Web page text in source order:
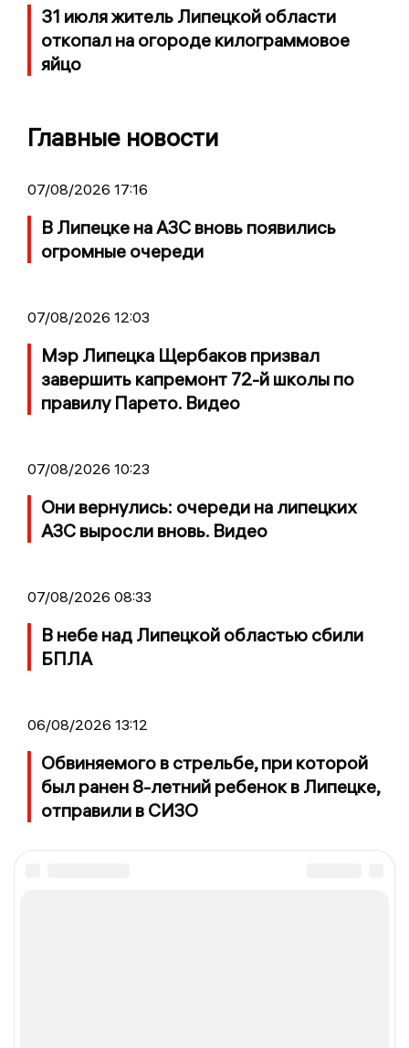
31 июля житель Липецкой области
откопал на огороде килограммовое
яйцо
Главные новости
07/08/2026 17:16
В Липецке на АЗС вновь появились
огромные очереди
07/08/2026 12:03
Мэр Липецка Щербаков призвал
завершить капремонт 72-й школы по
правилу Парето. Видео
07/08/2026 10:23
Они вернулись: очереди на липецких
АЗС выросли вновь. Видео
07/08/2026 08:33
В небе над Липецкой областью сбили
БПЛА
06/08/2026 13:12
Обвиняемого в стрельбе, при которой
был ранен 8-летний ребенок в Липецке,
отправили в СИЗО